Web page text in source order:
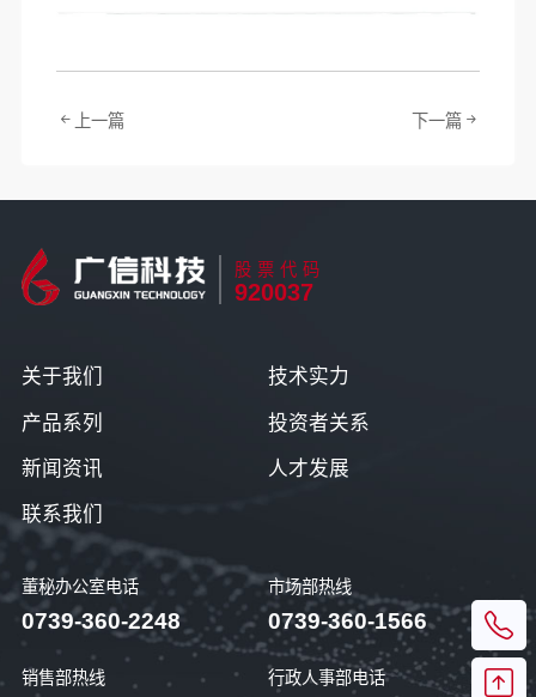
上一篇 下一篇
股票代码
920037
董秘办公室电话
0739-360-2248
市场部热线
0739-360-1566
销售部热线 行政人事部电话
关于我们 技术实力
产品系列 投资者关系
新闻资讯 人才发展
联系我们